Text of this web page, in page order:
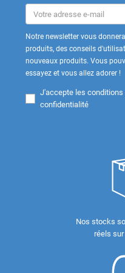
Notre newsletter vous
produits, des conseils
nouveaux produits. Vous
essayez et vous allez adorer !
J'accepte les conditions
confidentialité
Nos stocks
réels